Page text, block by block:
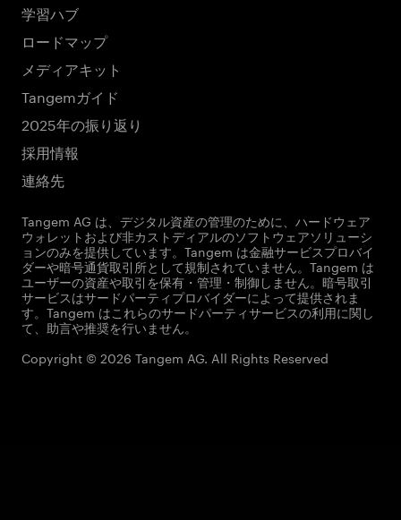
学習ハブ
ロードマップ
メディアキット
Tangemガイド
2025年の振り返り
採用情報
連絡先
Tangem AG は、デジタル資産の管理のために、ハードウェア
ウォレットおよび非カストディアルのソフトウェアソリューシ
ョンのみを提供しています。Tangem は金融サービスプロバイ
ダーや暗号通貨取引所として規制されていません。Tangem は
ユーザーの資産や取引を保有・管理・制御しません。暗号取引
サービスはサードパーティプロバイダーによって提供されま
す。Tangem はこれらのサードパーティサービスの利用に関し
て、助言や推奨を行いません。